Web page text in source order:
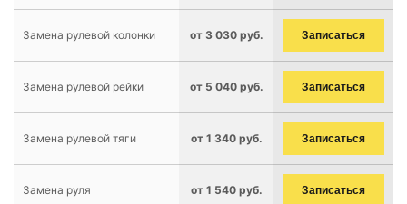
Замена рулевой колонки от 3 030 руб. Записаться
Замена рулевой рейки от 5 040 руб. Записаться
Замена рулевой тяги от 1 340 руб. Записаться
Замена руля от 1 540 руб. Записаться